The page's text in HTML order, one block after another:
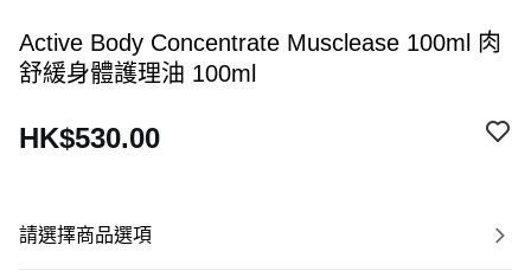
Active Body Concentrate Musclease 100ml 肉
舒緩身體護理油 100ml
HK$530.00
請選擇商品選項